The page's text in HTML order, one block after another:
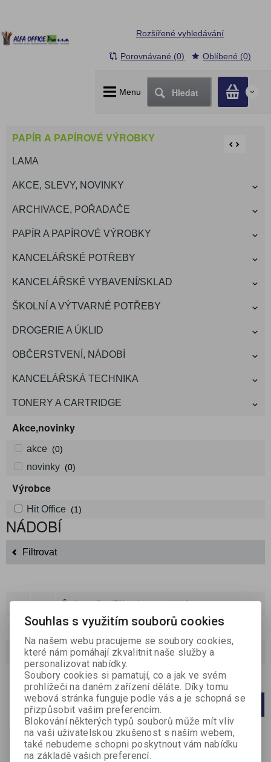
Menu Hledat 0
Rozšířené vyhledávání
Porovnávané (0) Oblíbené (0)
PAPÍR A PAPÍROVÉ VÝROBKY
LAMA
AKCE, SLEVY, NOVINKY
ARCHIVACE, POŘADAČE
PAPÍR A PAPÍROVÉ VÝROBKY
KANCELÁŘSKÉ POTŘEBY
KANCELÁŘSKÉ VYBAVENÍ/SKLAD
ŠKOLNÍ A VÝTVARNÉ POTŘEBY
DROGERIE A ÚKLID
OBČERSTVENÍ, NÁDOBÍ
KANCELÁŘSKÁ TECHNIKA
TONERY A CARTRIDGE
Akce,novinky
akce (0)
novinky (0)
Výrobce
Hit Office (1)
NÁDOBÍ
Filtrovat
Řadit podle:(Příznaku novinka)
Katalog Ceník
Strana1z 1Celkem1záznamů
Počet na stránku 20 40 60
Souhlas s využitím souborů cookies
Na našem webu pracujeme se soubory cookies,
které nám pomáhají zkvalitnit naše služby a
personalizovat nabídky.
Soubory cookies si pamatují, co a jak ve svém
prohlížeči na daném zařízení děláte. Díky tomu
webová stránka funguje podle vás a je schopná se
přizpůsobit vašim preferencím.
Blokování některých typů souborů může mít vliv
na vaši uživatelskou zkušenost s naším webem,
také nebudeme schopni poskytnout vám nabídku
na základě vašich preferencí.